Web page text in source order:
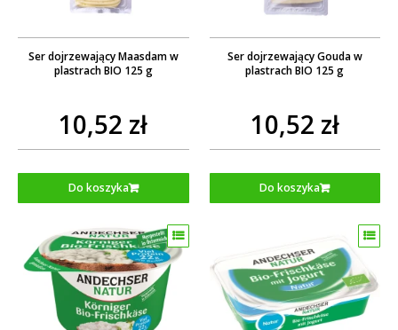
Ser dojrzewający Maasdam w
plastrach BIO 125 g
10,52 zł
Do koszyka
Ser dojrzewający Gouda w
plastrach BIO 125 g
10,52 zł
Do koszyka